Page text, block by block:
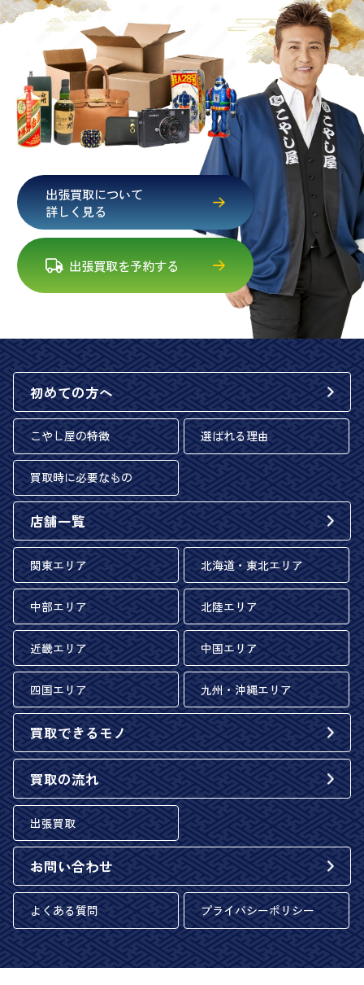
出張買取について
詳しく見る
出張買取を予約する
初めての方へ
こやし屋の特徴 選ばれる理由
買取時に必要なもの
店舗一覧
関東エリア 北海道・東北エリア
中部エリア 北陸エリア
近畿エリア 中国エリア
四国エリア 九州・沖縄エリア
買取できるモノ
買取の流れ
出張買取
お問い合わせ
よくある質問 プライバシーポリシー